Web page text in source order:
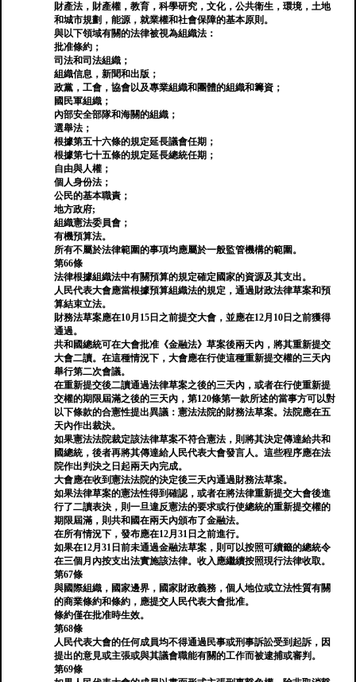
財產法，財產權，教育，科學研究，文化，公共衛生，環境，土地
和城市規劃，能源，就業權和社會保障的基本原則。
與以下領域有關的法律被視為組織法：
批准條約；
司法和司法組織；
組織信息，新聞和出版；
政黨，工會，協會以及專業組織和團體的組織和籌資；
國民軍組織；
內部安全部隊和海關的組織；
選舉法；
根據第五十六條的規定延長議會任期；
根據第七十五條的規定延長總統任期；
自由與人權；
個人身份法；
公民的基本職責；
地方政府;
組織憲法委員會；
有機預算法。
所有不屬於法律範圍的事項均應屬於一般監管機構的範圍。
第66條
法律根據組織法中有關預算的規定確定國家的資源及其支出。
人民代表大會應當根據預算組織法的規定，通過財政法律草案和預
算結束立法。
財務法草案應在10月15日之前提交大會，並應在12月10日之前獲得
通過。
共和國總統可在大會批准《金融法》草案後兩天內，將其重新提交
大會二讀。在這種情況下，大會應在行使這種重新提交權的三天內
舉行第二次會議。
在重新提交後二讀通過法律草案之後的三天內，或者在行使重新提
交權的期限屆滿之後的三天內，第120條第一款所述的當事方可以對
以下條款的合憲性提出異議：憲法法院的財務法草案。法院應在五
天內作出裁決。
如果憲法法院裁定該法律草案不符合憲法，則將其決定傳達給共和
國總統，後者再將其傳達給人民代表大會發言人。這些程序應在法
院作出判決之日起兩天內完成。
大會應在收到憲法法院的決定後三天內通過財務法草案。
如果法律草案的憲法性得到確認，或者在將法律重新提交大會後進
行了二讀表決，則一旦違反憲法的要求或行使總統的重新提交權的
期限屆滿，則共和國在兩天內頒布了金融法。
在所有情況下，發布應在12月31日之前進行。
如果在12月31日前未通過金融法草案，則可以按照可續籤的總統令
在三個月內按支出法實施該法律。收入應繼續按照現行法律收取。
第67條
與國際組織，國家邊界，國家財政義務，個人地位或立法性質有關
的商業條約和條約，應提交人民代表大會批准。
條約僅在批准時生效。
第68條
人民代表大會的任何成員均不得通過民事或刑事訴訟受到起訴，因
提出的意見或主張或與其議會職能有關的工作而被逮捕或審判。
第69條